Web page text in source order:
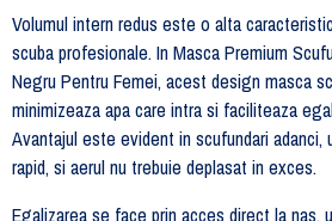
Volumul intern redus este o alta
scuba profesionale. In Masca Premium
Negru Pentru Femei, acest design masca
minimizeaza apa care intra si faciliteaza
Avantajul este evident in scufundari adanci,
rapid, si aerul nu trebuie deplasat in exces.
Egalizarea se face prin acces direct la nas,